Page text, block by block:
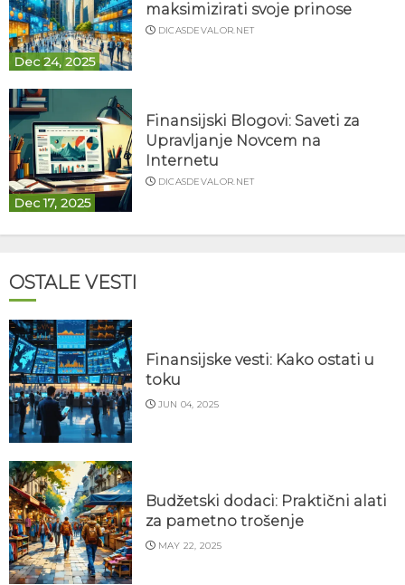
Dec 24, 2025
maksimizirati svoje prinose
DICASDEVALOR.NET
Dec 17, 2025
Finansijski Blogovi: Saveti za
Upravljanje Novcem na
Internetu
DICASDEVALOR.NET
OSTALE VESTI
Finansijske vesti: Kako ostati u
toku
JUN 04, 2025
Budžetski dodaci: Praktični alati
za pametno trošenje
MAY 22, 2025